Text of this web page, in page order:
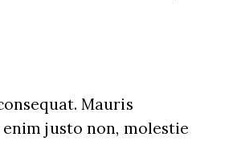
Mauris
justo non, molestie